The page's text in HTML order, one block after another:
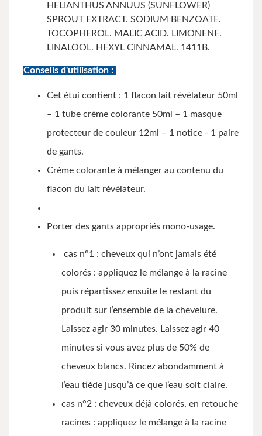
HELIANTHUS ANNUUS (SUNFLOWER)
SPROUT EXTRACT. SODIUM BENZOATE.
TOCOPHEROL. MALIC ACID. LIMONENE.
LINALOOL. HEXYL CINNAMAL. 1411B.
Conseils d'utilisation :
Cet étui contient : 1 flacon lait révélateur 50ml
– 1 tube crème colorante 50ml – 1 masque
protecteur de couleur 12ml – 1 notice - 1 paire
de gants.
Crème colorante à mélanger au contenu du
flacon du lait révélateur.
Porter des gants appropriés mono-usage.
cas n°1 : cheveux qui n’ont jamais été
colorés : appliquez le mélange à la racine
puis répartissez ensuite le restant du
produit sur l’ensemble de la chevelure.
Laissez agir 30 minutes. Laissez agir 40
minutes si vous avez plus de 50% de
cheveux blancs. Rincez abondamment à
l’eau tiède jusqu’à ce que l’eau soit claire.
cas n°2 : cheveux déjà colorés, en retouche
racines : appliquez le mélange à la racine